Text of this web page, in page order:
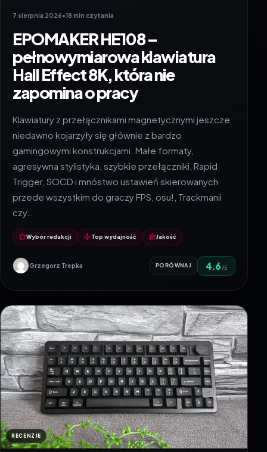
7 sierpnia 2026•18 min czytania
EPOMAKER HE108 –
pełnowymiarowa klawiatura
Hall Effect 8K, która nie
zapomina o pracy
Klawiatury z przełącznikami magnetycznymi jeszcze
niedawno kojarzyły się głównie z bardzo
gamingowymi konstrukcjami. Małe formaty,
agresywna stylistyka, szybkie przełączniki, Rapid
Trigger, SOCD i mnóstwo ustawień skierowanych
przede wszystkim do graczy FPS, osu!, Trackmanii
czy…
Wybór redakcji Top wydajność Jakość
Grzegorz Trepka PORÓWNAJ 4.6 /5
RECENZJE